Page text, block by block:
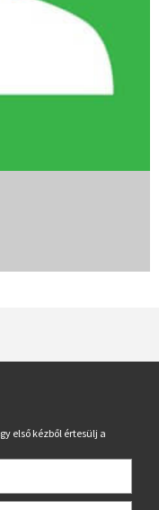
első kézből értesülj a